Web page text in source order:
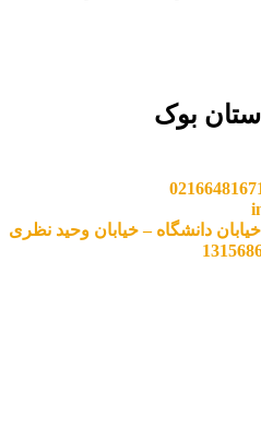
بوک
دانشگاه – خیابان وحید نظری